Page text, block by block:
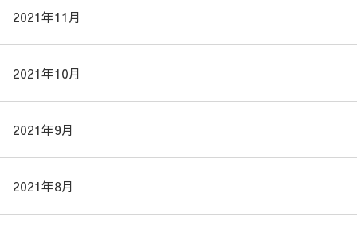
2021年11月
2021年10月
2021年9月
2021年8月